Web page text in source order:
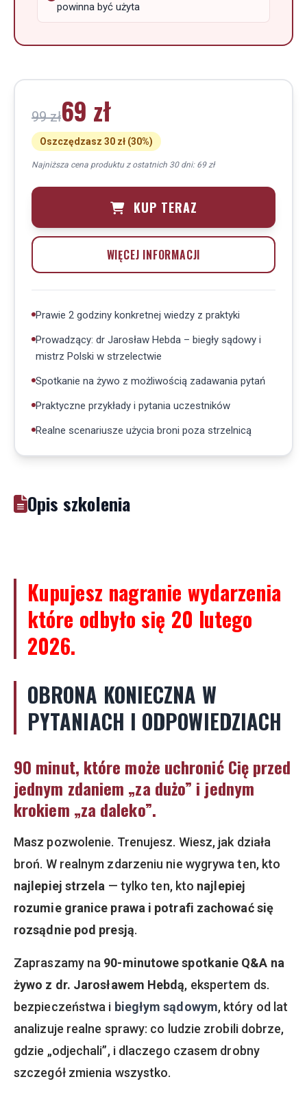
powinna być użyta
99 zł69 zł
Oszczędzasz 30 zł (30%)
Najniższa cena produktu z ostatnich 30 dni: 69 zł
KUP TERAZ
WIĘCEJ INFORMACJI
Prawie 2 godziny konkretnej wiedzy z praktyki
Prowadzący: dr Jarosław Hebda – biegły sądowy i
mistrz Polski w strzelectwie
Spotkanie na żywo z możliwością zadawania pytań
Praktyczne przykłady i pytania uczestników
Realne scenariusze użycia broni poza strzelnicą
Opis szkolenia
Kupujesz nagranie wydarzenia
które odbyło się 20 lutego
2026.
OBRONA KONIECZNA W
PYTANIACH I ODPOWIEDZIACH
90 minut, które może uchronić Cię przed
jednym zdaniem „za dużo” i jednym
krokiem „za daleko”.
Masz pozwolenie. Trenujesz. Wiesz, jak działa
broń. W realnym zdarzeniu nie wygrywa ten, kto
najlepiej strzela — tylko ten, kto najlepiej
rozumie granice prawa i potrafi zachować się
rozsądnie pod presją.
Zapraszamy na 90-minutowe spotkanie Q&A na
żywo z dr. Jarosławem Hebdą, ekspertem ds.
bezpieczeństwa i biegłym sądowym, który od lat
analizuje realne sprawy: co ludzie zrobili dobrze,
gdzie „odjechali”, i dlaczego czasem drobny
szczegół zmienia wszystko.